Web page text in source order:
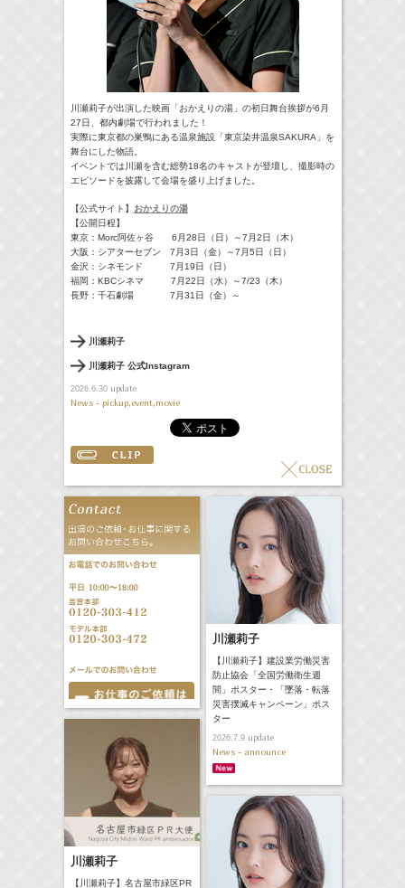
川瀬莉子が出演した映画「おかえりの湯」の初日舞台挨拶が6月
27日、都内劇場で行われました！
実際に東京都の巣鴨にある温泉施設「東京染井温泉SAKURA」を
舞台にした物語。
イベントでは川瀬を含む総勢18名のキャストが登壇し、撮影時の
エピソードを披露して会場を盛り上げました。
【公式サイト】 おかえりの湯
【公開日程】
東京：Morc阿佐ヶ谷 6月28日（日）～7月2日（木）
大阪：シアターセブン 7月3日（金）～7月5日（日）
金沢：シネモンド 7月19日（日）
福岡：KBCシネマ 7月22日（水）～7/23（木）
長野：千石劇場 7月31日（金）～
川瀬莉子
川瀬莉子 公式Instagram
2026.6.30update
News - pickup,event,movie
川瀬莉子
【川瀬莉子】建設業労働災害
防止協会「全国労働衛生週
間」ポスター・「墜落・転落
災害撲滅キャンペーン」ポス
ター
2026.7.9update
News - announce
川瀬莉子
【川瀬莉子】名古屋市緑区PR